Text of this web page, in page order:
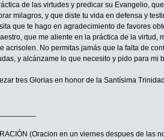
de las virtudes y predicar su Evangelio,
milagros, y que diste tu vida en defensa y
que te hago en agradecimiento de favores
que me aliente en la práctica de la
acrisolen. No permitas jamás que la falta de
y alcánzame lo que necesito y pido para mi
tres Glorias en honor de la Santísima
(Oracion en un viernes despues de las